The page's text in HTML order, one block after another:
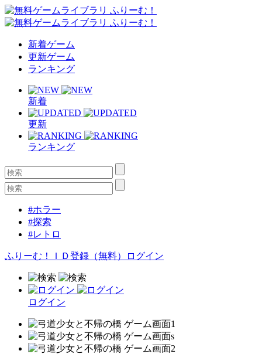
新着ゲーム
更新ゲーム
ランキング
新着
更新
ランキング
#ホラー
#探索
#レトロ
ふりーむ！ＩＤ登録（無料） ログイン
ログイン